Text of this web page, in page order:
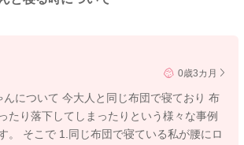
0歳3カ月
について 今大人と同じ布団で寝ており 布
たり落下してしまったりという様々な事例
。 そこで 1.同じ布団で寝ている私が腰にロ